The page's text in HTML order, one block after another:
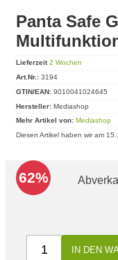
Panta Safe
Lieferzeit 2 Wochen
Art.Nr.: 3194
GTIN/EAN: 9010041024645
Hersteller: Mediashop
Mehr Artikel von: Mediashop
Diesen Artikel haben wir am
62%
IN DEN